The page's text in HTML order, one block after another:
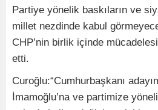
Partiye yönelik baskıların ve
millet nezdinde kabul
CHP’nin birlik içinde
etti.
Curoğlu:“Cumhurbaşkanı
İmamoğlu’na ve partimize